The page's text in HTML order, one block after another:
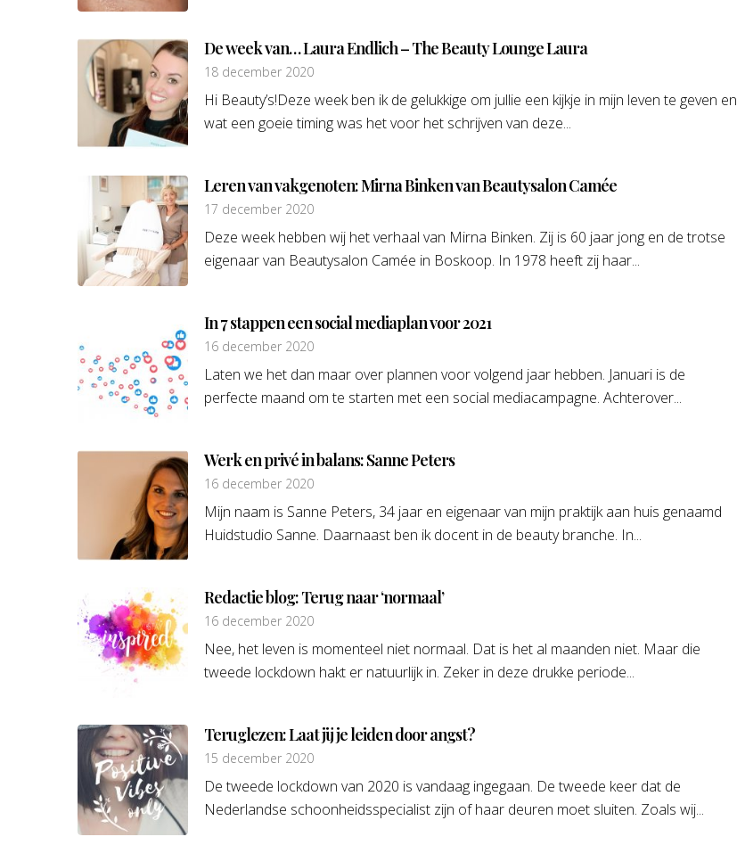
De week van… Laura Endlich – The Beauty Lounge Laura
18 december 2020
Hi Beauty’s!Deze week ben ik de gelukkige om jullie een kijkje in mijn leven te geven en
wat een goeie timing was het voor het schrijven van deze...
Leren van vakgenoten: Mirna Binken van Beautysalon Camée
17 december 2020
Deze week hebben wij het verhaal van Mirna Binken. Zij is 60 jaar jong en de trotse
eigenaar van Beautysalon Camée in Boskoop. In 1978 heeft zij haar...
In 7 stappen een social mediaplan voor 2021
16 december 2020
Laten we het dan maar over plannen voor volgend jaar hebben. Januari is de
perfecte maand om te starten met een social mediacampagne. Achterover...
Werk en privé in balans: Sanne Peters
16 december 2020
Mijn naam is Sanne Peters, 34 jaar en eigenaar van mijn praktijk aan huis genaamd
Huidstudio Sanne. Daarnaast ben ik docent in de beauty branche. In...
Redactie blog: Terug naar ‘normaal’
16 december 2020
Nee, het leven is momenteel niet normaal. Dat is het al maanden niet. Maar die
tweede lockdown hakt er natuurlijk in. Zeker in deze drukke periode...
Teruglezen: Laat jij je leiden door angst?
15 december 2020
De tweede lockdown van 2020 is vandaag ingegaan. De tweede keer dat de
Nederlandse schoonheidsspecialist zijn of haar deuren moet sluiten. Zoals wij...